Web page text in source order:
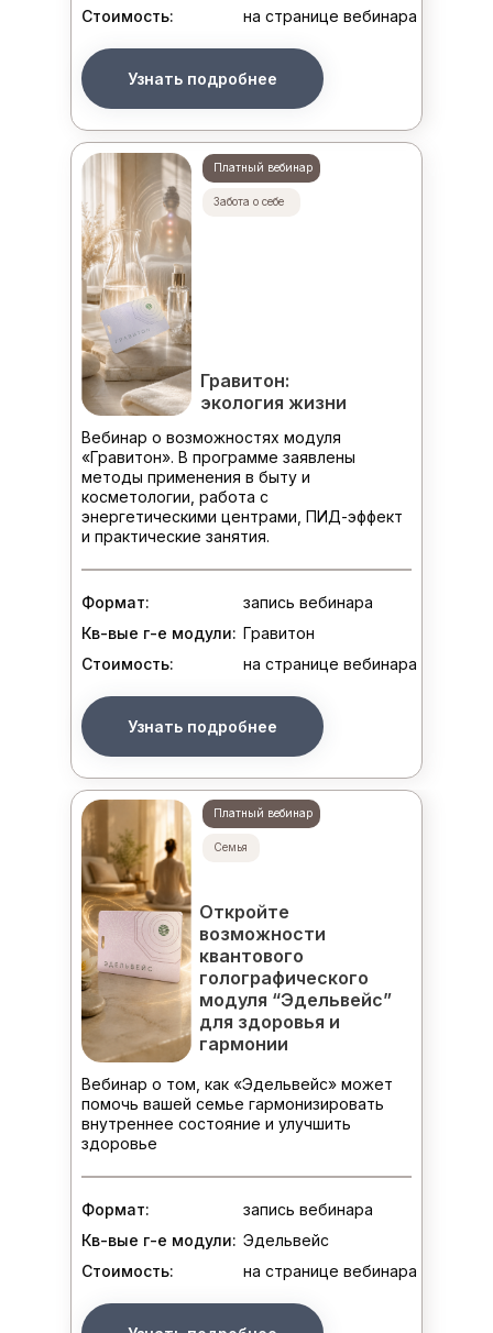
Гравитон:
экология жизни
Платный вебинар
Забота о себе
Формат:
Кв-вые г-е модули:
Стоимость:
Стоимость:
запись вебинара
Гравитон
на странице вебинара
на странице вебинара
Узнать подробнее
Узнать подробнее
Вебинар о возможностях модуля
«Гравитон». В программе заявлены
методы применения в быту и
косметологии, работа с
энергетическими центрами, ПИД-эффект
и практические занятия.
Откройте
возможности
квантового
голографического
модуля “Эдельвейс”
для здоровья и
гармонии
Платный вебинар
Семья
Формат:
Кв-вые г-е модули:
Стоимость:
запись вебинара
Эдельвейс
на странице вебинара
Вебинар о том, как «Эдельвейс» может
помочь вашей семье гармонизировать
внутреннее состояние и улучшить
здоровье